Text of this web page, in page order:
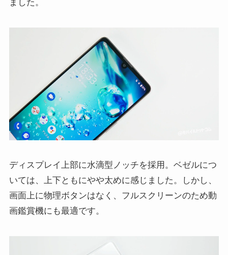
ました。
ディスプレイ上部に水滴型ノッチを採用。ベゼルにつ
いては、上下ともにやや太めに感じました。しかし、
画面上に物理ボタンはなく、フルスクリーンのため動
画鑑賞機にも最適です。